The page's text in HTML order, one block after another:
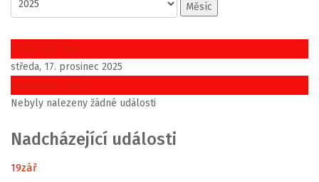
Měsíc
Předchozí den
středa, 17. prosinec 2025
Následující den
Nebyly nalezeny žádné události
Nadcházející události
19zář